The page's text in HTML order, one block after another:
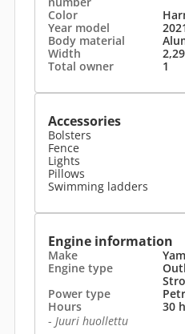
Color
Year model
Body material
Width
Total owner
1
Accessories
Bolsters
Fence
Lights
Pillows
Swimming ladders
Engine information
Make
Engine type
Power type
Hours
30 h
- Juuri huollettu